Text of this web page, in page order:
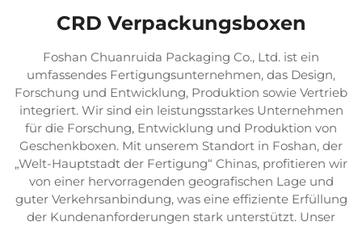
CRD Verpackungsboxen
Foshan Chuanruida Packaging Co., Ltd. ist ein
umfassendes Fertigungsunternehmen, das Design,
Forschung und Entwicklung, Produktion sowie Vertrieb
integriert. Wir sind ein leistungsstarkes Unternehmen
für die Forschung, Entwicklung und Produktion von
Geschenkboxen. Mit unserem Standort in Foshan, der
„Welt-Hauptstadt der Fertigung“ Chinas, profitieren wir
von einer hervorragenden geografischen Lage und
guter Verkehrsanbindung, was eine effiziente Erfüllung
der Kundenanforderungen stark unterstützt. Unser